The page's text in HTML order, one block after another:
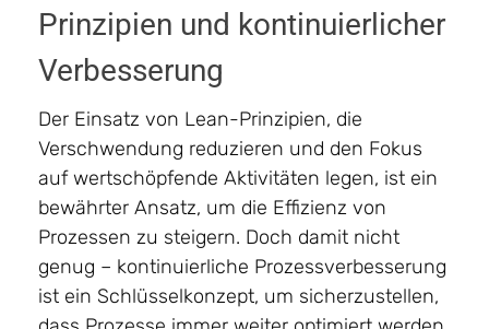
Prinzipien und kontinuierlicher
Verbesserung
Der Einsatz von Lean-Prinzipien, die
Verschwendung reduzieren und den Fokus
auf wertschöpfende Aktivitäten legen, ist ein
bewährter Ansatz, um die Effizienz von
Prozessen zu steigern. Doch damit nicht
genug – kontinuierliche Prozessverbesserung
ist ein Schlüsselkonzept, um sicherzustellen,